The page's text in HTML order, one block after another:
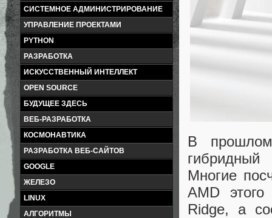
СИСТЕМНОЕ АДМИНИСТРИРОВАНИЕ
УПРАВЛЕНИЕ ПРОЕКТАМИ
PYTHON
РАЗРАБОТКА
ИСКУССТВЕННЫЙ ИНТЕЛЛЕКТ
OPEN SOURCE
БУДУЩЕЕ ЗДЕСЬ
ВЕБ-РАЗРАБОТКА
КОСМОНАВТИКА
РАЗРАБОТКА ВЕБ-САЙТОВ
GOOGLE
ЖЕЛЕЗО
LINUX
АЛГОРИТМЫ
В
Многие
AMD
Ridge, а